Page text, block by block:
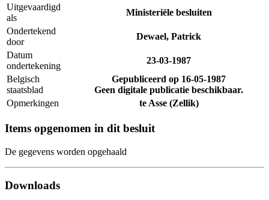
Uitgevaardigd
als
Ministeriële besluiten
Ondertekend
door
Dewael, Patrick
Datum
ondertekening
23-03-1987
Belgisch
staatsblad
Gepubliceerd op 16-05-1987
Geen digitale publicatie beschikbaar.
Opmerkingen
te Asse (Zellik)
Items opgenomen in dit besluit
De gegevens worden opgehaald
Downloads